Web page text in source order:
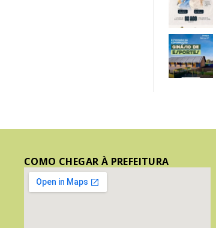
COMO CHEGAR À PREFEITURA